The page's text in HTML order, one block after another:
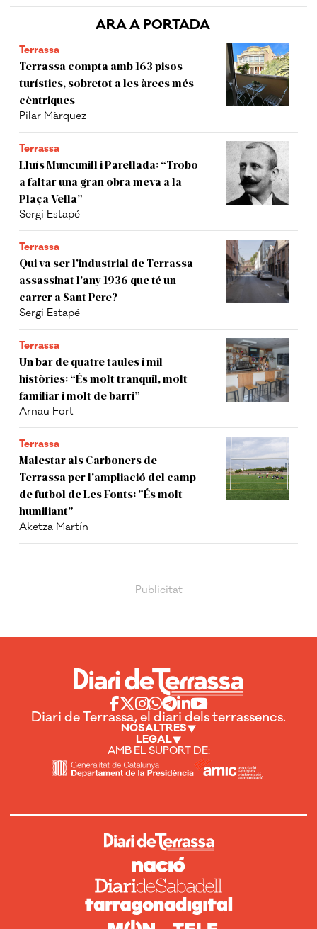
ARA A PORTADA
Terrassa
Terrassa compta amb 163 pisos
turístics, sobretot a les àrees més
cèntriques
Pilar Màrquez
Terrassa
Lluís Muncunill i Parellada: “Trobo
a faltar una gran obra meva a la
Plaça Vella”
Sergi Estapé
Terrassa
Qui va ser l'industrial de Terrassa
assassinat l'any 1936 que té un
carrer a Sant Pere?
Sergi Estapé
Terrassa
Un bar de quatre taules i mil
històries: “És molt tranquil, molt
familiar i molt de barri”
Arnau Fort
Terrassa
Malestar als Carboners de
Terrassa per l'ampliació del camp
de futbol de Les Fonts: "És molt
humiliant"
Aketza Martín
Diari de Terrassa, el diari dels terrassencs.
NOSALTRES
LEGAL
AMB EL SUPORT DE: